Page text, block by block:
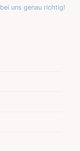
uns genau richtig!